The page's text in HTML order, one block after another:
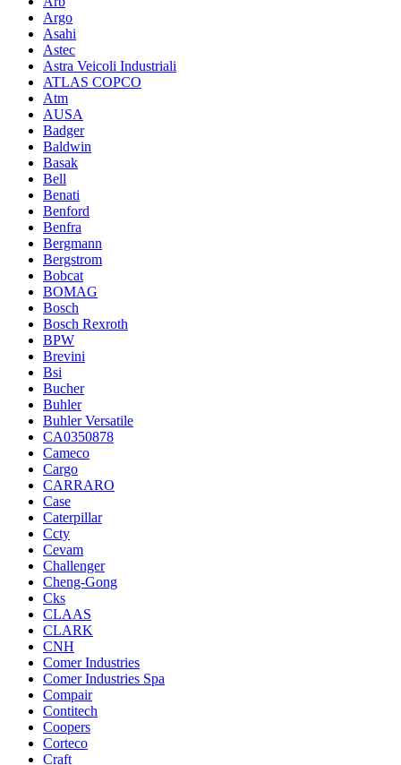
Argo
Asahi
Astec
Astra Veicoli Industriali
ATLAS COPCO
Atm
AUSA
Badger
Baldwin
Basak
Bell
Benati
Benford
Benfra
Bergmann
Bergstrom
Bobcat
BOMAG
Bosch
Bosch Rexroth
BPW
Brevini
Bsi
Bucher
Buhler
Buhler Versatile
CA0350878
Cameco
Cargo
CARRARO
Case
Caterpillar
Ccty
Cevam
Challenger
Cheng-Gong
Cks
CLAAS
CLARK
CNH
Comer Industries
Comer Industries Spa
Compair
Contitech
Coopers
Corteco
Craft